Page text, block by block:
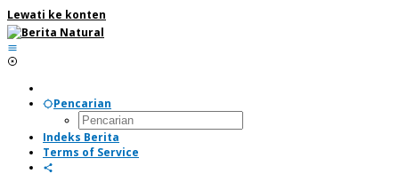
Lewati ke konten
Pencarian
Indeks Berita
Terms of Service